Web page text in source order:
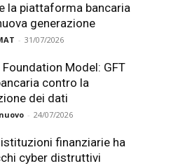
la piattaforma bancaria
generazione
- 31/07/2026
Model: GFT
contro la
dei dati
- 24/07/2026
finanziarie ha
cyber distruttivi